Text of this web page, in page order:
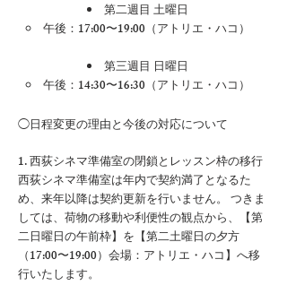
第二週目 土曜日
午後：17:00〜19:00（アトリエ・ハコ）
第三週目 日曜日
午後：14:30〜16:30（アトリエ・ハコ）
◯日程変更の理由と今後の対応について
1. 西荻シネマ準備室の閉鎖とレッスン枠の移行
西荻シネマ準備室は年内で契約満了となるた
め、来年以降は契約更新を行いません。 つきま
しては、荷物の移動や利便性の観点から、【第
二日曜日の午前枠】を【第二土曜日の夕方
（17:00〜19:00）会場：アトリエ・ハコ】へ移
行いたします。​​​